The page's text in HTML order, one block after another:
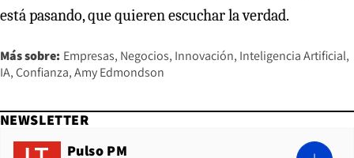
está pasando, que quieren escuchar la verdad.
Más sobre: Empresas Negocios Innovación Inteligencia Artificial
IA Confianza Amy Edmondson
NEWSLETTER
Pulso PM